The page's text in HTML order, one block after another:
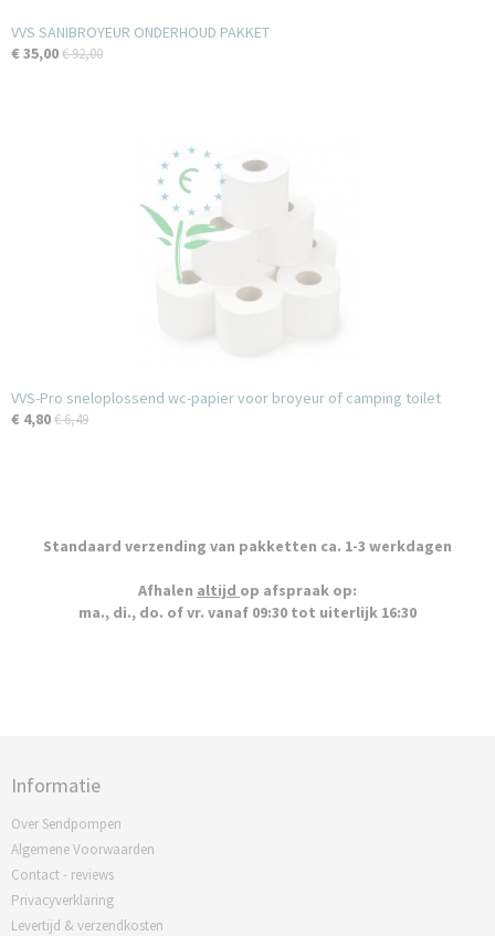
VVS SANIBROYEUR ONDERHOUD PAKKET
€ 35,00€ 92,00
VVS-Pro sneloplossend wc-papier voor broyeur of camping toilet
€ 4,80€ 6,49
Standaard verzending van pakketten ca. 1-3 werkdagen
Afhalen altijd op afspraak op:
ma., di., do. of vr. vanaf 09:30 tot uiterlijk 16:30
Informatie
Over Sendpompen
Algemene Voorwaarden
Contact - reviews
Privacyverklaring
Levertijd & verzendkosten